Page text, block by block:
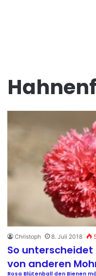
Christoph 8. Juli 2018
So
von anderen
Rosa Blütenball den Bienen